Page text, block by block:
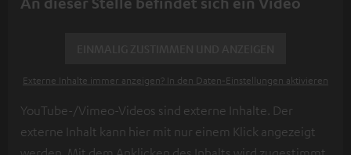
Externe Inhalte immer anzeigen? In den Daten‑Einstellungen aktivieren
YouTube-/Vimeo-Videos sind externe Inhalte. Der
externe Inhalt kann hier mit nur einem Klick angezeigt